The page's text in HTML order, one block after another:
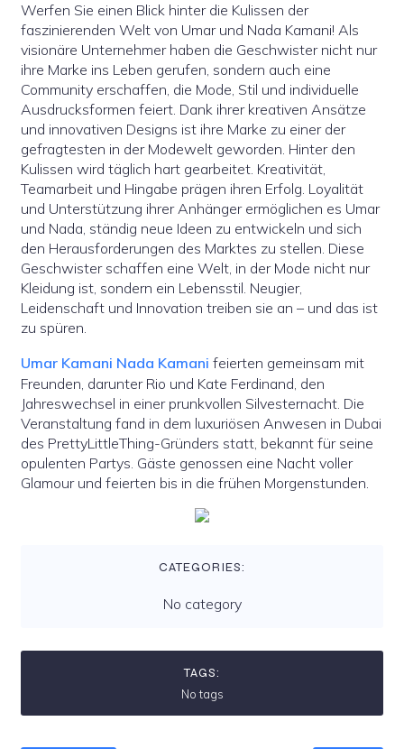
Werfen Sie einen Blick hinter die Kulissen der
faszinierenden Welt von Umar und Nada Kamani! Als
visionäre Unternehmer haben die Geschwister nicht nur
ihre Marke ins Leben gerufen, sondern auch eine
Community erschaffen, die Mode, Stil und individuelle
Ausdrucksformen feiert. Dank ihrer kreativen Ansätze
und innovativen Designs ist ihre Marke zu einer der
gefragtesten in der Modewelt geworden. Hinter den
Kulissen wird täglich hart gearbeitet. Kreativität,
Teamarbeit und Hingabe prägen ihren Erfolg. Loyalität
und Unterstützung ihrer Anhänger ermöglichen es Umar
und Nada, ständig neue Ideen zu entwickeln und sich
den Herausforderungen des Marktes zu stellen. Diese
Geschwister schaffen eine Welt, in der Mode nicht nur
Kleidung ist, sondern ein Lebensstil. Neugier,
Leidenschaft und Innovation treiben sie an – und das ist
zu spüren.
Umar Kamani Nada Kamani feierten gemeinsam mit
Freunden, darunter Rio und Kate Ferdinand, den
Jahreswechsel in einer prunkvollen Silvesternacht. Die
Veranstaltung fand in dem luxuriösen Anwesen in Dubai
des PrettyLittleThing-Gründers statt, bekannt für seine
opulenten Partys. Gäste genossen eine Nacht voller
Glamour und feierten bis in die frühen Morgenstunden.
CATEGORIES:
No category
TAGS:
No tags